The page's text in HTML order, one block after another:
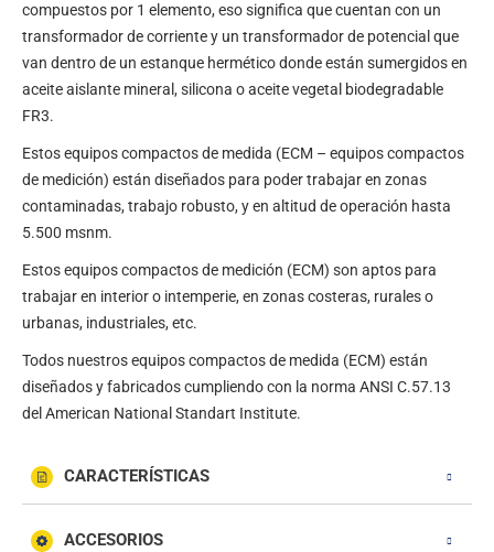
compuestos por 1 elemento, eso significa que cuentan con un
transformador de corriente y un transformador de potencial que
van dentro de un estanque hermético donde están sumergidos en
aceite aislante mineral, silicona o aceite vegetal biodegradable
FR3.
Estos equipos compactos de medida (ECM – equipos compactos
de medición) están diseñados para poder trabajar en zonas
contaminadas, trabajo robusto, y en altitud de operación hasta
5.500 msnm.
Estos equipos compactos de medición (ECM) son aptos para
trabajar en interior o intemperie, en zonas costeras, rurales o
urbanas, industriales, etc.
Todos nuestros equipos compactos de medida (ECM) están
diseñados y fabricados cumpliendo con la norma ANSI C.57.13
del American National Standart Institute.
CARACTERÍSTICAS
ACCESORIOS